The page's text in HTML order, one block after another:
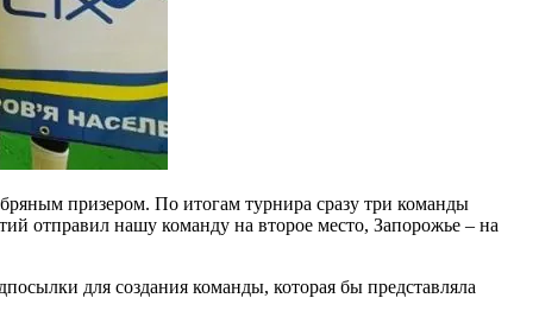
призером. По итогам турнира сразу три команды
отправил нашу команду на второе место, Запорожье – на
для создания команды, которая бы представляла